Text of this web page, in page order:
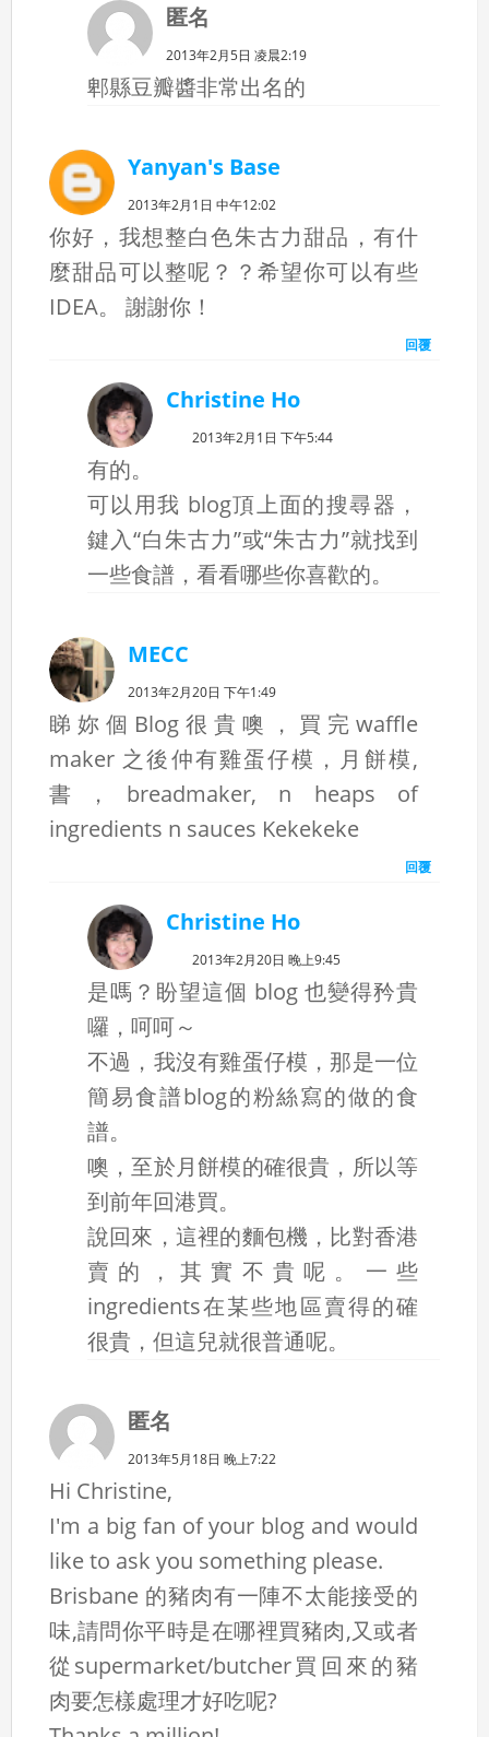
匿名
2013年2月5日 凌晨2:19
郫縣豆瓣醬非常出名的
Yanyan's Base
2013年2月1日 中午12:02
你好，我想整白色朱古力甜品，有什
麼甜品可以整呢？？希望你可以有些
IDEA。 謝謝你！
回覆
Christine Ho
2013年2月1日 下午5:44
有的。
可以用我 blog頂上面的搜尋器，
鍵入“白朱古力”或“朱古力”就找到
一些食譜，看看哪些你喜歡的。
MECC
2013年2月20日 下午1:49
睇妳個Blog很貴噢，買完waffle
maker 之後仲有雞蛋仔模，月餅模,
書，breadmaker, n heaps of
ingredients n sauces Kekekeke
回覆
Christine Ho
2013年2月20日 晚上9:45
是嗎？盼望這個 blog 也變得矜貴
囉，呵呵～
不過，我沒有雞蛋仔模，那是一位
簡易食譜blog的粉絲寫的做的食
譜。
噢，至於月餅模的確很貴，所以等
到前年回港買。
說回來，這裡的麵包機，比對香港
賣的，其實不貴呢。一些
ingredients在某些地區賣得的確
很貴，但這兒就很普通呢。
匿名
2013年5月18日 晚上7:22
Hi Christine,
I'm a big fan of your blog and would
like to ask you something please.
Brisbane 的豬肉有一陣不太能接受的
味,請問你平時是在哪裡買豬肉,又或者
從supermarket/butcher買回來的豬
肉要怎樣處理才好吃呢?